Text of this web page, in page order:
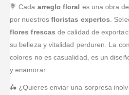
para el Día de
Amor y
ser ...Leer
Más
💐 Cada arreglo floral es una obra
por nuestros floristas expertos .
flores frescas de calidad de
su belleza y vitalidad perduren. La
colores no es casualidad, es un
y enamorar.
🛵 ¿Quieres enviar una sorpresa